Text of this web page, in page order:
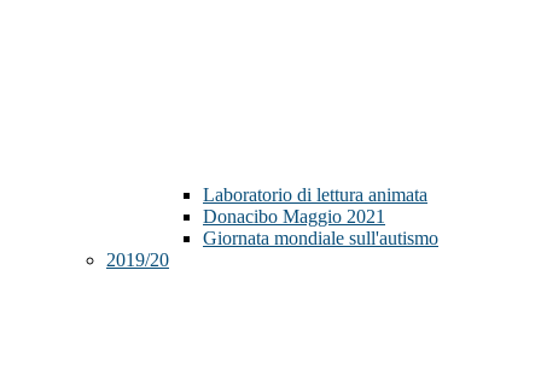
Laboratorio di lettura animata
Donacibo Maggio 2021
Giornata mondiale sull'autismo
2019/20